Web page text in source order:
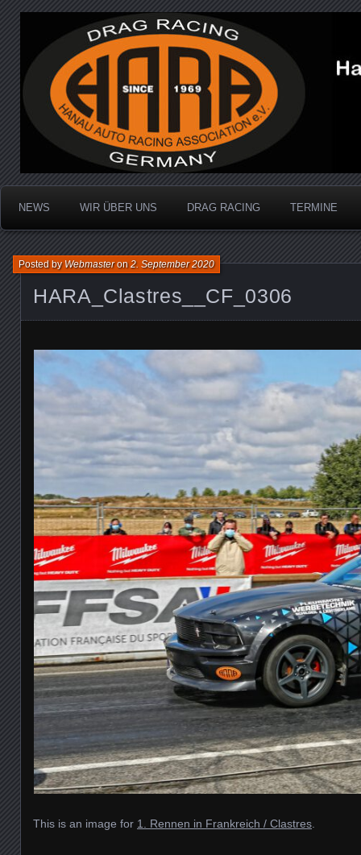
Hanau Auto Racing
Dragracing auf der 1/4 Meile
NEWS WIR ÜBER UNS DRAG RACING TERMINE
HARA_Clastres__CF_0306
Posted byWebmasteron2. September 2020
This is an image for 1. Rennen in Frankreich / Clastres